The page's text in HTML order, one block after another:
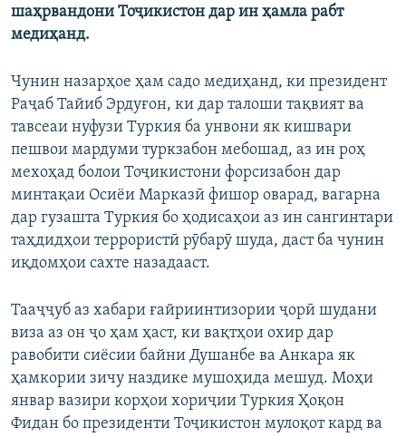
шаҳрвандони Тоҷикистон дар ин ҳамла рабт
медиҳанд.
Чунин назарҳое ҳам садо медиҳанд, ки президент
Раҷаб Тайиб Эрдуғон, ки дар талоши тақвият ва
тавсеаи нуфузи Туркия ба унвони як кишвари
пешвои мардуми туркзабон мебошад, аз ин роҳ
мехоҳад болои Тоҷикистони форсизабон дар
минтақаи Осиёи Марказӣ фишор оварад, вагарна
дар гузашта Туркия бо ҳодисаҳои аз ин сангинтари
таҳдидҳои террористӣ рӯбарӯ шуда, даст ба чунин
иқдомҳои сахте назадааст.
Тааҷҷуб аз хабари ғайриинтизории ҷорӣ шудани
виза аз он ҷо ҳам ҳаст, ки вақтҳои охир дар
равобити сиёсии байни Душанбе ва Анкара як
ҳамкории зичу наздике мушоҳида мешуд. Моҳи
январ вазири корҳои хориҷии Туркия Ҳоқон
Фидан бо президенти Тоҷикистон мулоқот кард ва